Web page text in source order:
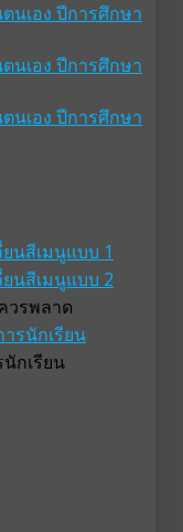
นเอง ปีการศึกษา
นเอง ปีการศึกษา
นเอง ปีการศึกษา
ยนสีเมนูแบบ 1
ยนสีเมนูแบบ 2
วรพลาด
รนักเรียน
กเรียน